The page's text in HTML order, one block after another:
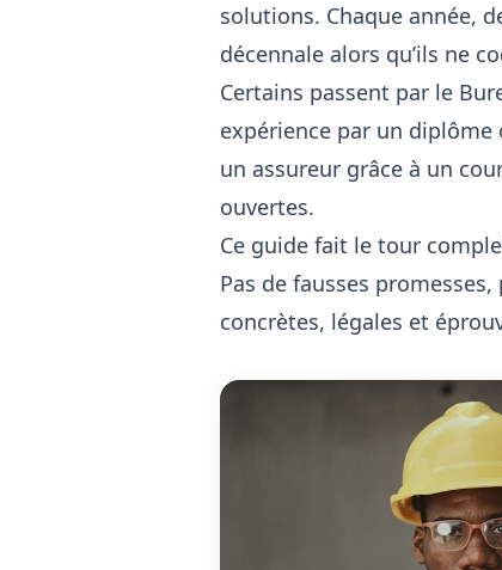
solutions. Chaque année,
décennale alors qu’ils ne
Certains passent par le
expérience par un diplôme
un assureur grâce à un
ouvertes.
Ce guide fait le tour
Pas de fausses
concrètes, légales et